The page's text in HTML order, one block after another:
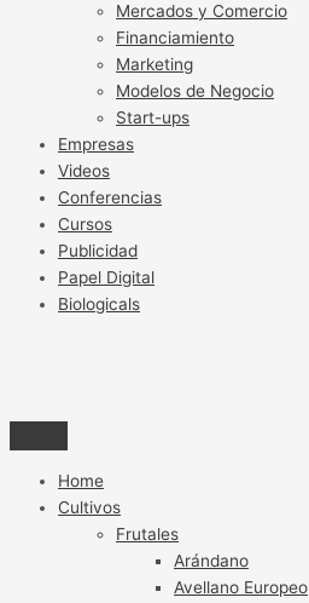
Mercados y Comercio
Financiamiento
Marketing
Modelos de Negocio
Start-ups
Empresas
Videos
Conferencias
Cursos
Publicidad
Papel Digital
Biologicals
Home
Cultivos
Frutales
Arándano
Avellano Europeo